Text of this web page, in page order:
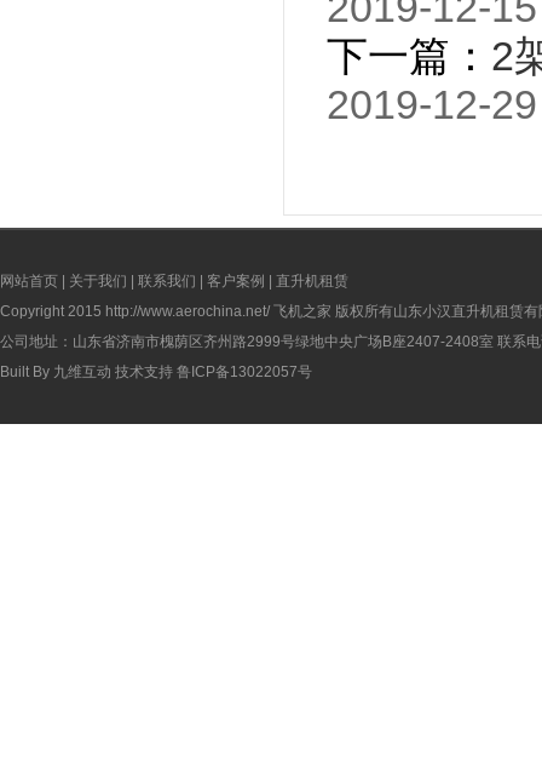
下一篇： 2
2019-12-
网站首页 关于我们 联系我们 客户案例
直升机租赁
Copyright 2015 http://www.aerochina.net/ 飞机之家 版权所有山东小汉直升机租赁有
公司地址：山东省济南市槐荫区齐州路2999号绿地中央广场B座2407-2408室 联系
Built By 九维互动 技术支持 鲁ICP备13022057号